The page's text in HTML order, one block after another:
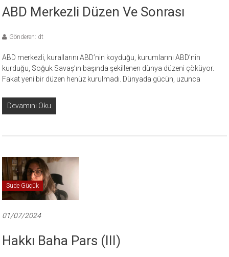
ABD Merkezli Düzen Ve Sonrası
Gönderen: dt
ABD merkezli, kurallarını ABD’nin koyduğu, kurumlarını ABD’nin
kurduğu, Soğuk Savaş’ın başında şekillenen dünya düzeni çöküyor.
Fakat yeni bir düzen henüz kurulmadı. Dünyada gücün, uzunca
Devamını Oku
Sude Güçük
01/07/2024
Hakkı Baha Pars (III)